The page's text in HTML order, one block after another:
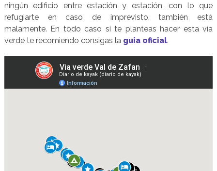
ningún edificio entre estación y estación, con lo que
refugiarte en caso de imprevisto, también está
malamente. En todo caso si te planteas hacer esta vía
verde te recomiendo consigas la guia oficial.